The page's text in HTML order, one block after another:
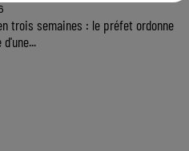
trois semaines : le préfet ordonne